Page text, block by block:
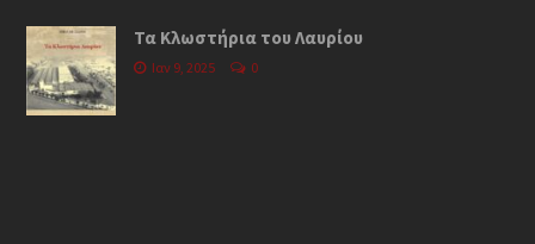
Τα Κλωστήρια του Λαυρίου
Ιαν 9, 2025 0